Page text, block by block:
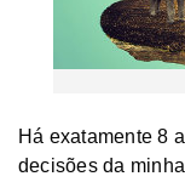
Há exatamente 8
decisões da